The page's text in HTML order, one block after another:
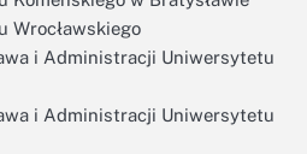
Wrocławskiego
i Administracji Uniwersytetu
i Administracji Uniwersytetu